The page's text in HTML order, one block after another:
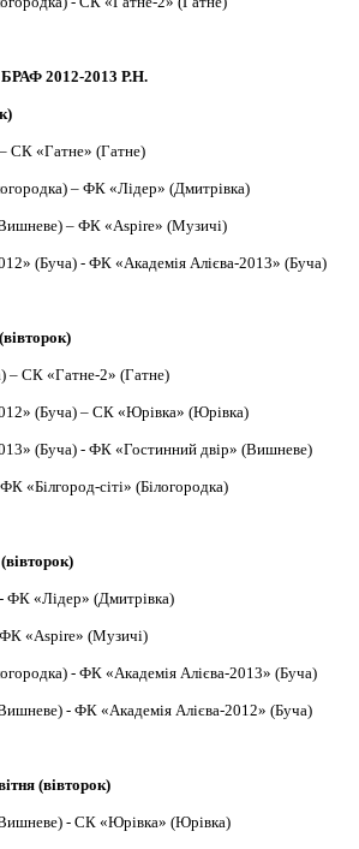
2012-2013 Р.Н.
СК «Гатне» (Гатне)
– ФК «Лідер» (Дмитрівка)
– ФК «Aspire» (Музичі)
(Буча) - ФК «Академія Алієва-2013» (Буча)
– СК «Гатне-2» (Гатне)
(Буча) – СК «Юрівка» (Юрівка)
(Буча) - ФК «Гостинний двір» (Вишневе)
«Білгород-сіті» (Білогородка)
«Лідер» (Дмитрівка)
«Aspire» (Музичі)
- ФК «Академія Алієва-2013» (Буча)
- ФК «Академія Алієва-2012» (Буча)
(вівторок)
- СК «Юрівка» (Юрівка)